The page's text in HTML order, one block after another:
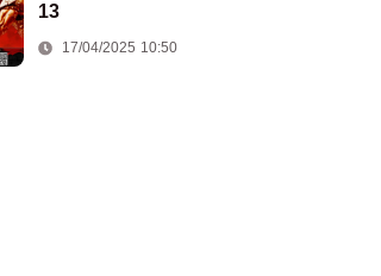
13
17/04/2025 10:50